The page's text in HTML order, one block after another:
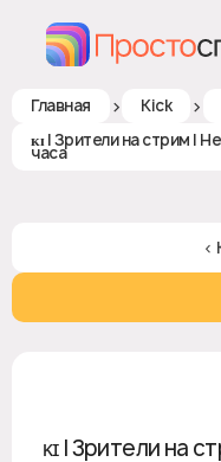
Главная > Kick >
ᴋɪ | Зрители на стрим |
часа
<
ᴋɪ | Зрители на